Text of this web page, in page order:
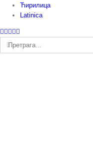
Ћирилица
Latinica
Facebook
Instagram
YouTube
Twitter
пошта
Претрага: